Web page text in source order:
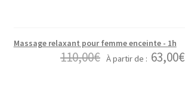
Massage relaxant pour femme enceinte - 1h
110,00€ À partir de : 63,00€